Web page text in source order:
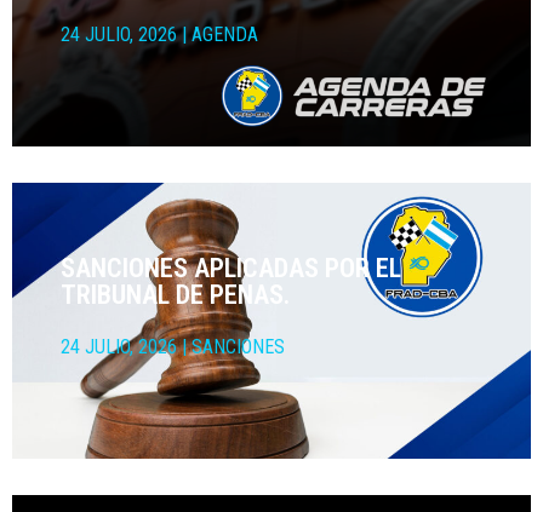
24 JULIO, 2026 AGENDA
SANCIONES APLICADAS POR EL
TRIBUNAL DE PENAS.
24 JULIO, 2026 | SANCIONES